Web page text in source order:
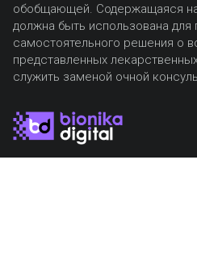
обобщающей. Содержащаяся
должна быть использована для
самостоятельного решения о
представленных
служить заменой очной